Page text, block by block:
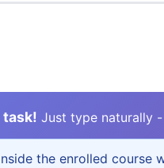
task! Just type naturally
the enrolled course